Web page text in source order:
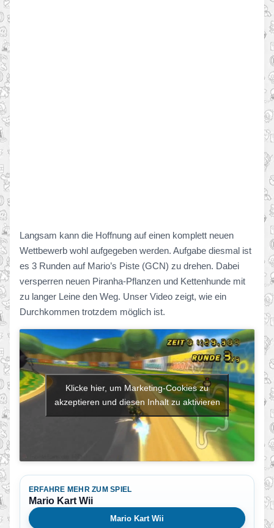
Langsam kann die Hoffnung auf einen komplett neuen
Wettbewerb wohl aufgegeben werden. Aufgabe diesmal ist
es 3 Runden auf Mario’s Piste (GCN) zu drehen. Dabei
versperren neuen Piranha-Pflanzen und Kettenhunde mit
zu langer Leine den Weg. Unser Video zeigt, wie ein
Durchkommen trotzdem möglich ist.
Klicke hier, um Marketing-Cookies zu
akzeptieren und diesen Inhalt zu aktivieren
ERFAHRE MEHR ZUM SPIEL
Mario Kart Wii
Mario Kart Wii